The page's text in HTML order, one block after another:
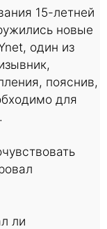
15-летней
новые
один из
пояснив,
для
ли